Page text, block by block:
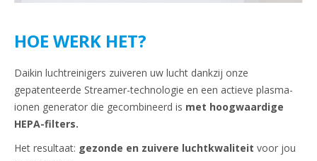
HOE WERK HET?
Daikin luchtreinigers zuiveren uw lucht dankzij onze
gepatenteerde Streamer-technologie en een actieve plasma-
ionen generator die gecombineerd is met hoogwaardige
HEPA-filters.
Het resultaat: gezonde en zuivere luchtkwaliteit voor jou